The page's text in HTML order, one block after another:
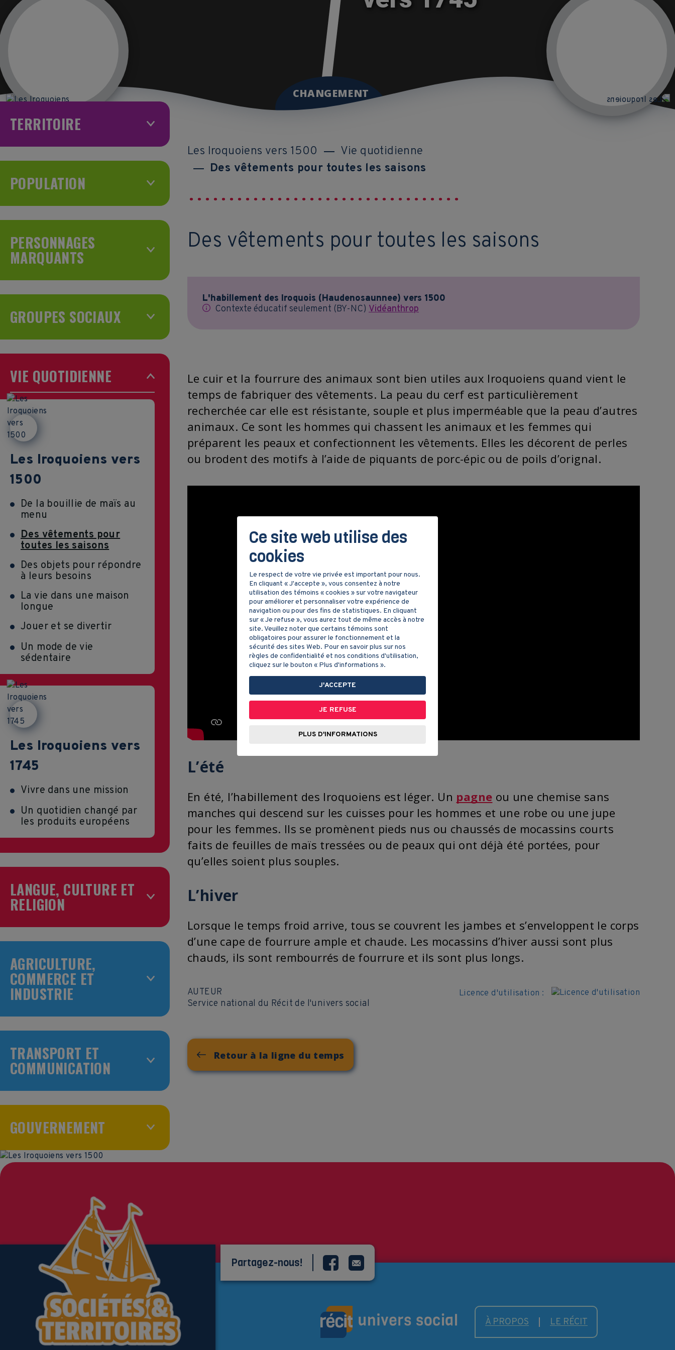
CHANGEMENT
TERRITOIRE
POPULATION
PERSONNAGES
MARQUANTS
GROUPES SOCIAUX
VIE QUOTIDIENNE
Les Iroquoiens vers
1500
De la bouillie de maïs au
menu
Des vêtements pour
toutes les saisons
Des objets pour répondre
à leurs besoins
La vie dans une maison
longue
Jouer et se divertir
Un mode de vie
sédentaire
Les Iroquoiens vers
1745
Vivre dans une mission
Un quotidien changé par
les produits européens
LANGUE, CULTURE ET
RELIGION
AGRICULTURE,
COMMERCE ET
INDUSTRIE
TRANSPORT ET
COMMUNICATION
GOUVERNEMENT
Les Iroquoiens vers 1500
Vie quotidienne
Des vêtements pour toutes les saisons
Des vêtements pour toutes les saisons
L'habillement des Iroquois (Haudenosaunnee) vers 1500
Contexte éducatif seulement (BY-NC) Vidéanthrop
Le cuir et la fourrure des animaux sont bien utiles aux Iroquoiens quand vient le
temps de fabriquer des vêtements. La peau du cerf est particulièrement
recherchée car elle est résistante, souple et plus imperméable que la peau d’autres
animaux. Ce sont les hommes qui chassent les animaux et les femmes qui
préparent les peaux et confectionnent les vêtements. Elles les décorent de perles
ou brodent des motifs à l’aide de piquants de porc-épic ou de poils d’orignal.
L’été
En été, l’habillement des Iroquoiens est léger. Un pagne ou une chemise sans
manches qui descend sur les cuisses pour les hommes et une robe ou une jupe
pour les femmes. Ils se promènent pieds nus ou chaussés de mocassins courts
faits de feuilles de maïs tressées ou de peaux qui ont déjà été portées, pour
qu’elles soient plus souples.
L’hiver
Lorsque le temps froid arrive, tous se couvrent les jambes et s’enveloppent le corps
d’une cape de fourrure ample et chaude. Les mocassins d’hiver aussi sont plus
chauds, ils sont rembourrés de fourrure et ils sont plus longs.
AUTEUR
Service national du Récit de l'univers social
Licence d'utilisation :
Retour à la ligne du temps
À PROPOS LE RÉCIT
Partagez-nous!
Ce site web utilise des
cookies
Le respect de votre vie privée est important pour nous.
En cliquant « J'accepte », vous consentez à notre
utilisation des témoins « cookies » sur votre navigateur
pour améliorer et personnaliser votre expérience de
navigation ou pour des fins de statistiques. En cliquant
sur « Je refuse », vous aurez tout de même accès à notre
site. Veuillez noter que certains témoins sont
obligatoires pour assurer le fonctionnement et la
sécurité des sites Web. Pour en savoir plus sur nos
règles de confidentialité et nos conditions d'utilisation,
cliquez sur le bouton « Plus d'informations ».
J'ACCEPTE
JE REFUSE
PLUS D'INFORMATIONS